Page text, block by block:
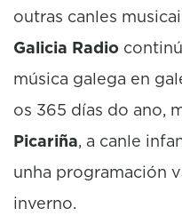
outras canles
Galicia Radio
música galega en
os 365 días do ano,
Picariña, a canle
unha programación
inverno.